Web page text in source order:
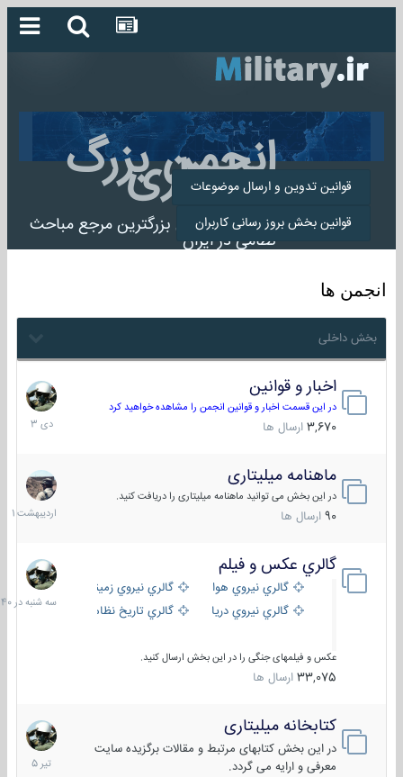
انجمن بزرگ
میلیتاری
انجمن میلیتاری بزرگترین مرجع مباحث
نظامی در ایران
قوانین تدوین و ارسال موضوعات
قوانین بخش بروز رسانی کاربران
انجمن ها
بخش داخلی
اخبار و قوانین
در این قسمت اخبار و قوانین انجمن را مشاهده خواهید کرد
3,670 ارسال ها
22
دی
1403
ماهنامه میلیتاری
در این بخش می توانید ماهنامه میلیتاری را دریافت کنید.
90 ارسال ها
30
1401
گالري عكس و فيلم
گالري نيروي هوايي
گالري نيروي زميني
گالري نيروي دريايي
گالري تاریخ نظامی
عکس و فیلمهای جنگی را در این بخش ارسال کنید.
33,075 ارسال ها
سه
شنبه
در
کتابخانه میلیتاری
در این بخش کتابهای مرتبط و مقالات برگزیده سایت
معرفی و ارایه می گردد.
16
تیر
1405